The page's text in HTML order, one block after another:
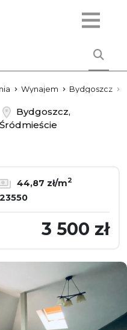
Wynajem Bydgoszcz
Bydgoszcz,
Śródmieście
44,87 zł/m2
3 500 zł